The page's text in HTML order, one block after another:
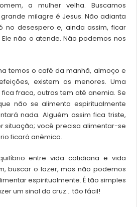
a mulher velha. Buscamos
milagre é Jesus. Não adianta
no desespero e, ainda assim, ficar
não o atende. Não podemos nos
temos o café da manhã, almoço e
existem as menores. Uma
fraca, outras tem até anemia. Se
não se alimenta espiritualmente
nada. Alguém assim fica triste,
situação; você precisa alimentar-se
ficará anêmico.
entre vida cotidiana e vida
buscar o lazer, mas não podemos
espiritualmente. É tão simples
um sinal da cruz… tão fácil!